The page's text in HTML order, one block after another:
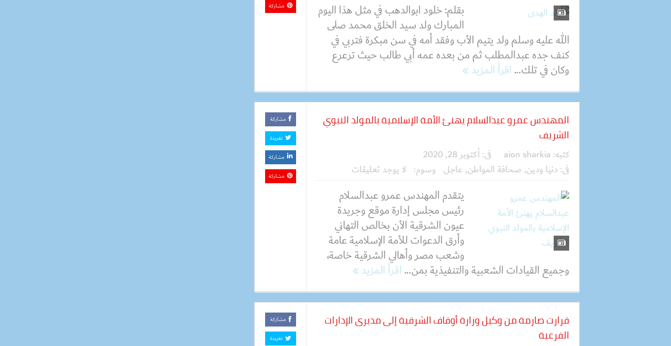
بقلم: خلود ابوالدهب في مثل هذا اليوم
المبارك ولد سيد الخلق محمد صلى
الله عليه وسلم ولد يتيم الأب وفقد أمه في سن مبكرة فتربي في
كنف جده عبدالمطلب ثم من بعده عمه أبي طالب حيث ترعرع
وكان في تلك...اقرأ المزيد
مشاركة
المهندس عمرو عبدالسلام يهنئ الأمة الإسلامية بالمولد النبوي
الشريف
كتبه: aion sharkia فى:أكتوبر 28, 2020
فى: دنيا ودين, صحافة المواطن, عاجل وسوم: لا يوجد تعليقات
يتقدم المهندس عمرو عبدالسلام
رئيس مجلس إدارة موقع وجريدة
عيون الشرقية الأن بخالص التهاني
وأرق الدعوات للأمة الإسلامية عامة
وشعب مصر وأهالي الشرقية خاصة،
وجميع القيادات الشعبية والتنفيذية بمن...اقرأ المزيد
مشاركة
تغريدة
مشاركة
مشاركة
قرارت صارمة من وكيل وزارة أوقاف الشرقية إلى مديرى الإدارات
الفرعية
مشاركة
تغريدة